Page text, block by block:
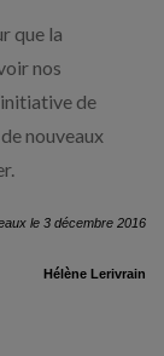
que la
nos
de
nouveaux
le 3 décembre 2016
Hélène Lerivrain